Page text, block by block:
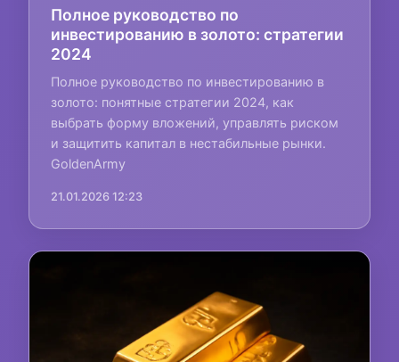
Полное руководство по
инвестированию в золото: стратегии
2024
Полное руководство по инвестированию в
золото: понятные стратегии 2024, как
выбрать форму вложений, управлять риском
и защитить капитал в нестабильные рынки.
GoldenArmy
21.01.2026 12:23